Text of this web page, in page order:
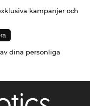
kampanjer och
dina personliga